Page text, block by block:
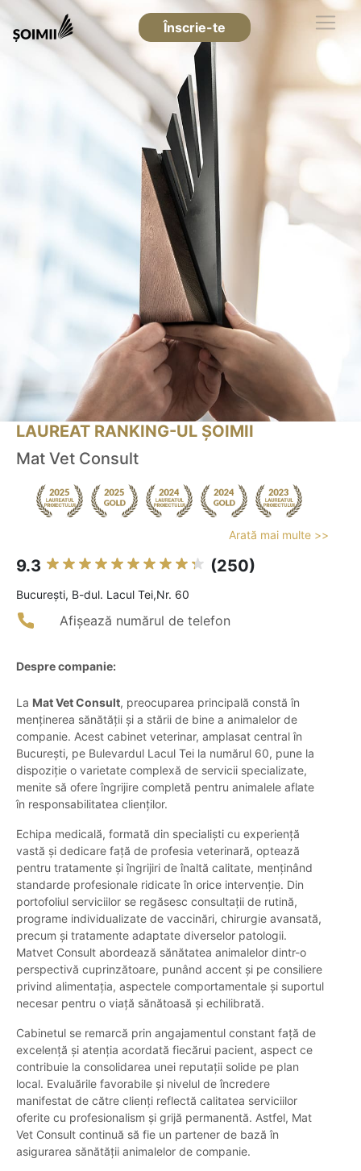
Înscrie-te
LAUREAT RANKING-UL ȘOIMII
Mat Vet Consult
Arată mai multe >>
9.3 (250)
Bucureşti, B-dul. Lacul Tei,Nr. 60
Afișează numărul de telefon
Despre companie:
La Mat Vet Consult, preocuparea principală constă în
menținerea sănătății și a stării de bine a animalelor de
companie. Acest cabinet veterinar, amplasat central în
București, pe Bulevardul Lacul Tei la numărul 60, pune la
dispoziție o varietate complexă de servicii specializate,
menite să ofere îngrijire completă pentru animalele aflate
în responsabilitatea clienților.
Echipa medicală, formată din specialiști cu experiență
vastă și dedicare față de profesia veterinară, optează
pentru tratamente și îngrijiri de înaltă calitate, menținând
standarde profesionale ridicate în orice intervenție. Din
portofoliul serviciilor se regăsesc consultații de rutină,
programe individualizate de vaccinări, chirurgie avansată,
precum și tratamente adaptate diverselor patologii.
Matvet Consult abordează sănătatea animalelor dintr-o
perspectivă cuprinzătoare, punând accent și pe consiliere
privind alimentația, aspectele comportamentale și suportul
necesar pentru o viață sănătoasă și echilibrată.
Cabinetul se remarcă prin angajamentul constant față de
excelență și atenția acordată fiecărui pacient, aspect ce
contribuie la consolidarea unei reputații solide pe plan
local. Evaluările favorabile și nivelul de încredere
manifestat de către clienți reflectă calitatea serviciilor
oferite cu profesionalism și grijă permanentă. Astfel, Mat
Vet Consult continuă să fie un partener de bază în
asigurarea sănătății animalelor de companie.